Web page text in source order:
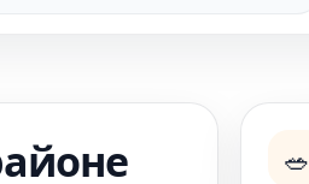
🥗